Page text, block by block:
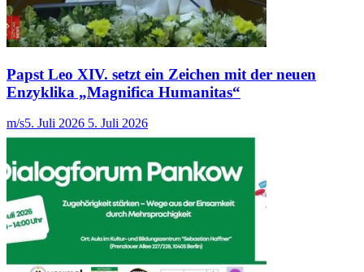
Papst Leo XIV. setzt ein Zeichen mit der neuen
Enzyklika „Magnifica Humanitas“
m/s5. Juli 2026 5. Juli 2026